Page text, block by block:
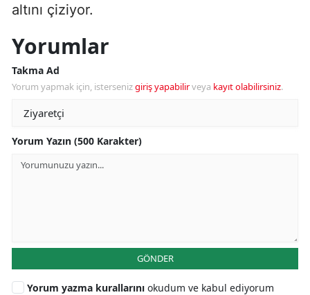
altını çiziyor.
Yorumlar
Takma Ad
Yorum yapmak için, istersenizgiriş yapabilirveya kayıt olabilirsiniz.
Yorum Yazın (500 Karakter)
GÖNDER
Yorum yazma kurallarını okudum ve kabul ediyorum